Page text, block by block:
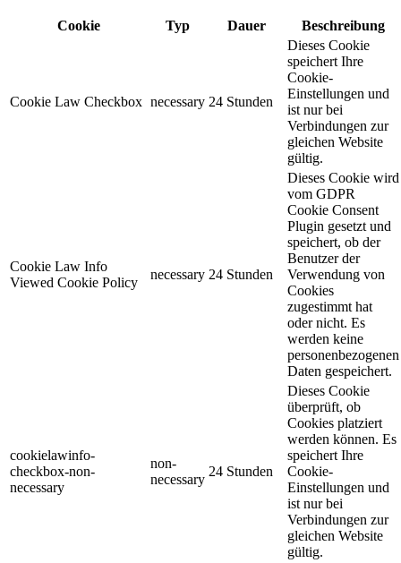
Cookie Typ Dauer Beschreibung
Cookie Law Checkbox necessary 24 Stunden
Dieses Cookie
speichert Ihre
Cookie-
Einstellungen und
ist nur bei
Verbindungen zur
gleichen Website
gültig.
Cookie Law Info
Viewed Cookie Policy
necessary 24 Stunden
Dieses Cookie wird
vom GDPR
Cookie Consent
Plugin gesetzt und
speichert, ob der
Benutzer der
Verwendung von
Cookies
zugestimmt hat
oder nicht. Es
werden keine
personenbezogenen
Daten gespeichert.
cookielawinfo-
checkbox-non-
necessary
non-
necessary
24 Stunden
Dieses Cookie
überprüft, ob
Cookies platziert
werden können. Es
speichert Ihre
Cookie-
Einstellungen und
ist nur bei
Verbindungen zur
gleichen Website
gültig.